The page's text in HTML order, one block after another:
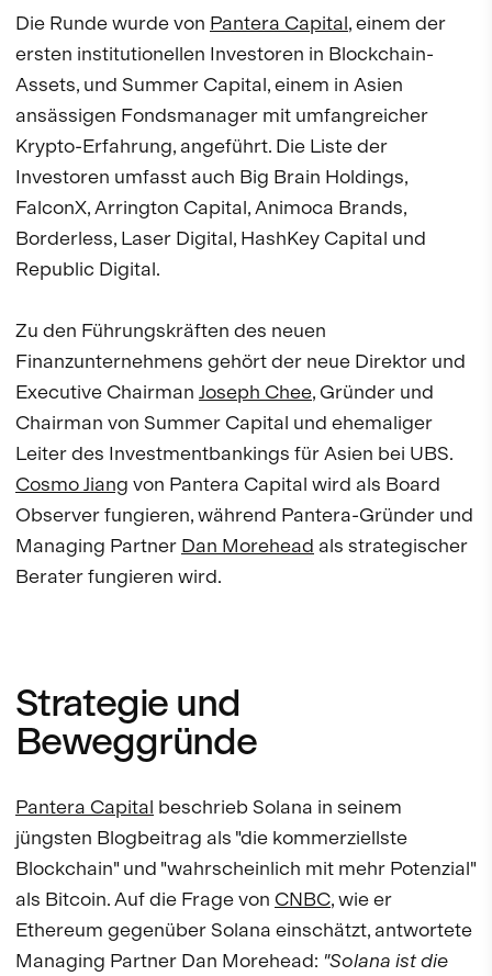
Die Runde wurde von Pantera Capital, einem der
ersten institutionellen Investoren in Blockchain-
Assets, und Summer Capital, einem in Asien
ansässigen Fondsmanager mit umfangreicher
Krypto-Erfahrung, angeführt. Die Liste der
Investoren umfasst auch Big Brain Holdings,
FalconX, Arrington Capital, Animoca Brands,
Borderless, Laser Digital, HashKey Capital und
Republic Digital.
Zu den Führungskräften des neuen
Finanzunternehmens gehört der neue Direktor und
Executive Chairman Joseph Chee, Gründer und
Chairman von Summer Capital und ehemaliger
Leiter des Investmentbankings für Asien bei UBS.
Cosmo Jiang von Pantera Capital wird als Board
Observer fungieren, während Pantera-Gründer und
Managing Partner Dan Morehead als strategischer
Berater fungieren wird.
Strategie und
Beweggründe
Pantera Capital beschrieb Solana in seinem
jüngsten Blogbeitrag als "die kommerziellste
Blockchain" und "wahrscheinlich mit mehr Potenzial"
als Bitcoin. Auf die Frage von CNBC, wie er
Ethereum gegenüber Solana einschätzt, antwortete
Managing Partner Dan Morehead: "Solana ist die